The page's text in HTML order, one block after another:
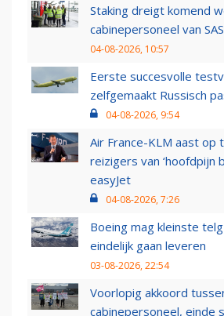
Staking dreigt komend
cabinepersoneel van
04-08-2026, 10:57
Eerste succesvolle
zelfgemaakt Russisch
04-08-2026, 9:54
Air France-KLM aast op
reizigers van ‘hoofdpijn
easyJet
04-08-2026, 7:26
Boeing mag kleinste
eindelijk gaan leveren
03-08-2026, 22:54
Voorlopig akkoord
cabinepersoneel, einde